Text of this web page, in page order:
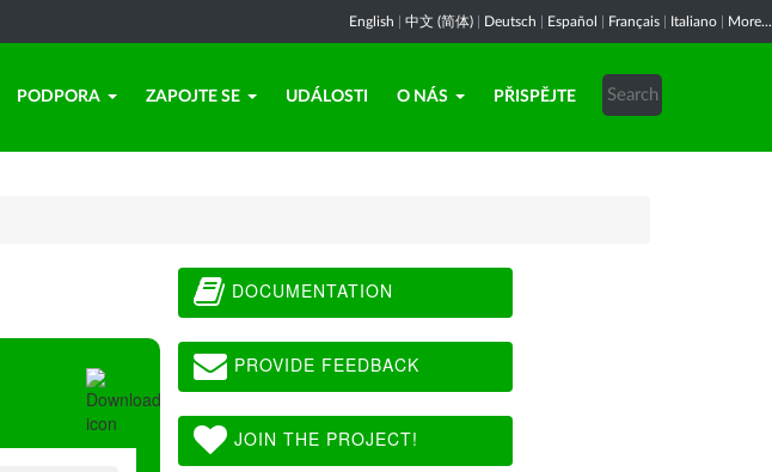
English 中文 (简体) Deutsch Español Français Italiano More...
PODPORA ZAPOJTE SE UDÁLOSTI O NÁS PŘISPĚJTE
DOCUMENTATION
PROVIDE FEEDBACK
JOIN THE PROJECT!